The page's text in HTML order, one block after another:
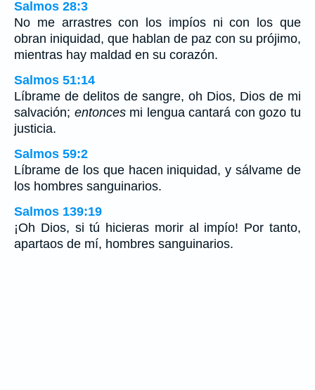
Salmos 28:3
No me arrastres con los impíos ni con los que
obran iniquidad, que hablan de paz con su prójimo,
mientras hay maldad en su corazón.
Salmos 51:14
Líbrame de delitos de sangre, oh Dios, Dios de mi
salvación; entoncesmi lengua cantará con gozo tu
justicia.
Salmos 59:2
Líbrame de los que hacen iniquidad, y sálvame de
los hombres sanguinarios.
Salmos 139:19
¡Oh Dios, si tú hicieras morir al impío! Por tanto,
apartaos de mí, hombres sanguinarios.